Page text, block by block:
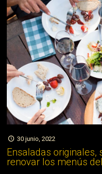
30 junio, 2022
Ensaladas originales,
renovar los menús